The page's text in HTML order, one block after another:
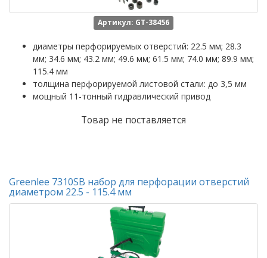
Артикул: GT-38456
диаметры перфорируемых отверстий: 22.5 мм; 28.3
мм; 34.6 мм; 43.2 мм; 49.6 мм; 61.5 мм; 74.0 мм; 89.9 мм;
115.4 мм
толщина перфорируемой листовой стали: до 3,5 мм
мощный 11-тонный гидравлический привод
Товар не поставляется
Greenlee 7310SB набор для перфорации отверстий
диаметром 22.5 - 115.4 мм